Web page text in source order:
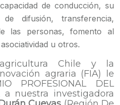
de conducción, su
difusión, transferencia,
las personas, fomento al
u otros.
Chile y la
agraria (FIA) le
PROFESIONAL DEL
a nuestra investigadora